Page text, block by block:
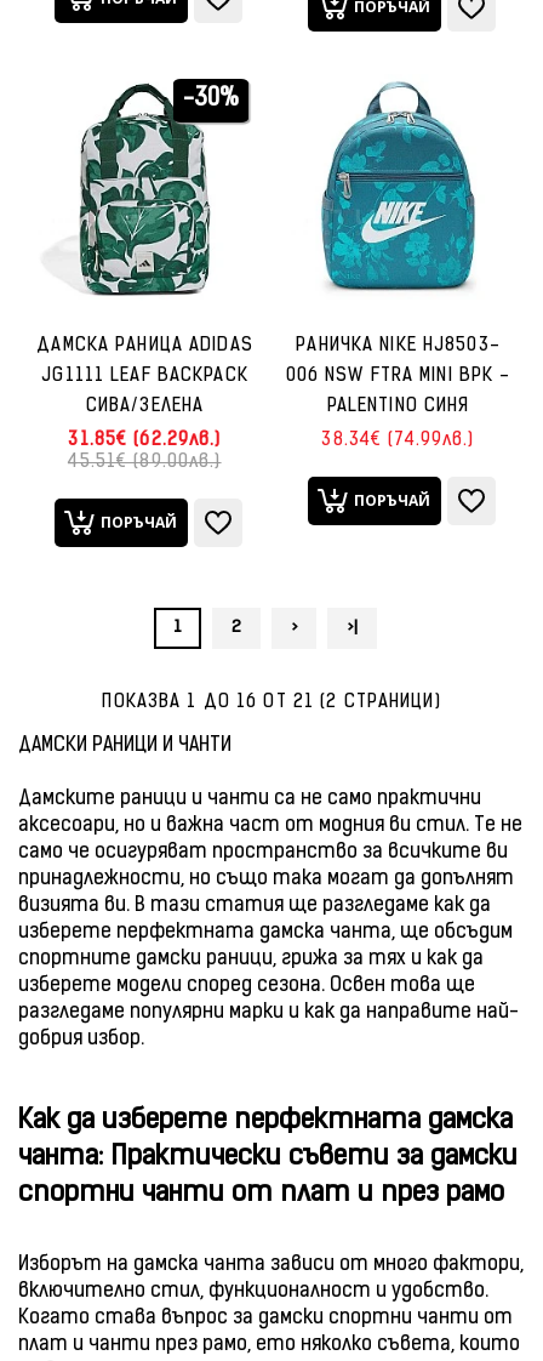
ПОРЪЧАЙ
-30%
ДАМСКА РАНИЦА ADIDAS
JG1111 LEAF BACKPACK
СИВА/ЗЕЛЕНА
31.85€ (62.29лв.)
45.51€ (89.00лв.)
ПОРЪЧАЙ
РАНИЧКА NIKE HJ8503-
006 NSW FTRA MINI BPK -
PALENTINO СИНЯ
38.34€ (74.99лв.)
ПОРЪЧАЙ
1 2 > >|
ПОКАЗВА 1 ДО 16 ОТ 21 (2 СТРАНИЦИ)
ДАМСКИ РАНИЦИ И ЧАНТИ
Дамските раници и чанти са не само практични
аксесоари, но и важна част от модния ви стил. Те не
само че осигуряват пространство за всичките ви
принадлежности, но също така могат да допълнят
визията ви. В тази статия ще разгледаме как да
изберете перфектната дамска чанта, ще обсъдим
спортните дамски раници, грижа за тях и как да
изберете модели според сезона. Освен това ще
разгледаме популярни марки и как да направите най-
добрия избор.
Как да изберете перфектната дамска
чанта: Практически съвети за дамски
спортни чанти от плат и през рамо
Изборът на дамска чанта зависи от много фактори,
включително стил, функционалност и удобство.
Когато става въпрос за дамски спортни чанти от
плат и чанти през рамо, ето няколко съвета, които